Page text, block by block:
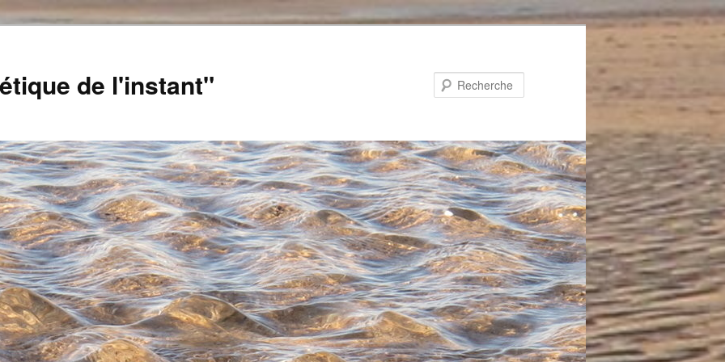
de l'instant"